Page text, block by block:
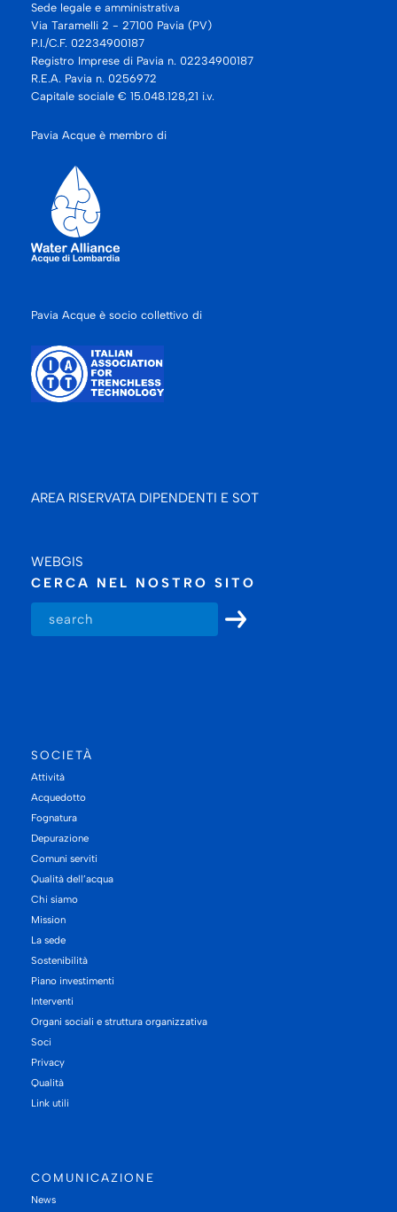
Sede legale e amministrativa
Via Taramelli 2 - 27100 Pavia (PV)
P.I./C.F. 02234900187
Registro Imprese di Pavia n. 02234900187
R.E.A. Pavia n. 0256972
Capitale sociale € 15.048.128,21 i.v.
Pavia Acque è membro di
Pavia Acque è socio collettivo di
AREA RISERVATA DIPENDENTI E SOT
WEBGIS
CERCA NEL NOSTRO SITO
SOCIETÀ
Attività
Acquedotto
Fognatura
Depurazione
Comuni serviti
Qualità dell’acqua
Chi siamo
Mission
La sede
Sostenibilità
Piano investimenti
Interventi
Organi sociali e struttura organizzativa
Soci
Privacy
Qualità
Link utili
COMUNICAZIONE
News